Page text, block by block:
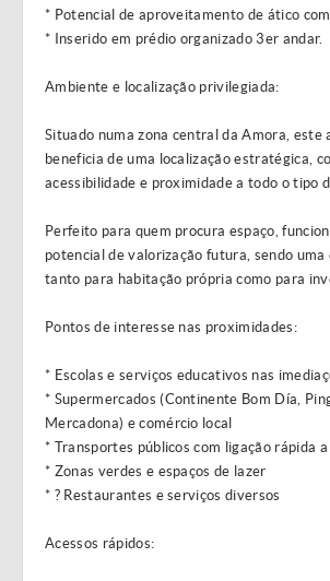
* Potencial de aproveitamento de ático
* Inserido em prédio organizado 3er andar.
Ambiente e localização privilegiada:
Situado numa zona central da Amora, este
beneficia de uma localização estratégica,
acessibilidade e proximidade a todo o tipo
Perfeito para quem procura espaço,
potencial de valorização futura, sendo
tanto para habitação própria como para
Pontos de interesse nas proximidades:
* Escolas e serviços educativos nas
* Supermercados (Continente Bom Día,
Mercadona) e comércio local
* Transportes públicos com ligação rápida a
* Zonas verdes e espaços de lazer
* ? Restaurantes e serviços diversos
Acessos rápidos: